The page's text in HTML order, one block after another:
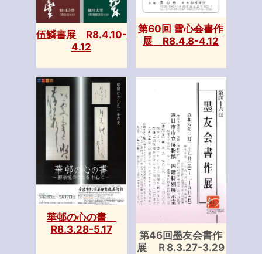
伍鱗書展 R8.4.10-
4.12
第60回 雪心会書作
展 R8.4.8-4.12
華邨の心の書
R8.3.28-5.17
第46回墨友会書作
展 Ｒ8.3.27-3.29